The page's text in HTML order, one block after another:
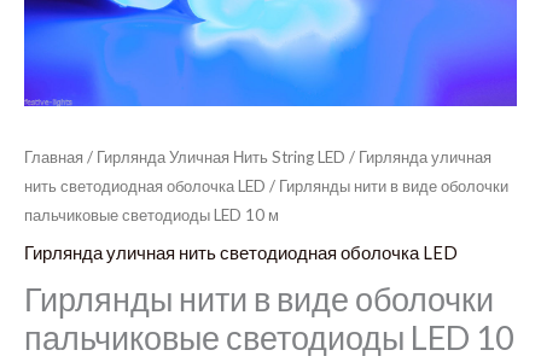
Главная / Гирлянда Уличная Нить String LED / Гирлянда уличная
нить светодиодная оболочка LED / Гирлянды нити в виде оболочки
пальчиковые светодиоды LED 10 м
Гирлянда уличная нить светодиодная оболочка LED
Гирлянды нити в виде оболочки
пальчиковые светодиоды LED 10